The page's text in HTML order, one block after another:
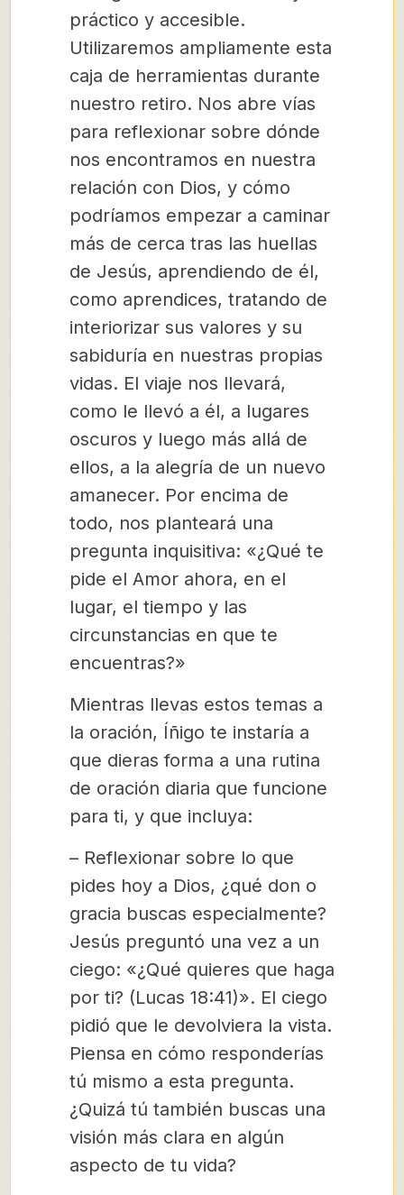
práctico y accesible.
Utilizaremos ampliamente esta
caja de herramientas durante
nuestro retiro. Nos abre vías
para reflexionar sobre dónde
nos encontramos en nuestra
relación con Dios, y cómo
podríamos empezar a caminar
más de cerca tras las huellas
de Jesús, aprendiendo de él,
como aprendices, tratando de
interiorizar sus valores y su
sabiduría en nuestras propias
vidas. El viaje nos llevará,
como le llevó a él, a lugares
oscuros y luego más allá de
ellos, a la alegría de un nuevo
amanecer. Por encima de
todo, nos planteará una
pregunta inquisitiva: «¿Qué te
pide el Amor ahora, en el
lugar, el tiempo y las
circunstancias en que te
encuentras?»
Mientras llevas estos temas a
la oración, Íñigo te instaría a
que dieras forma a una rutina
de oración diaria que funcione
para ti, y que incluya:
– Reflexionar sobre lo que
pides hoy a Dios, ¿qué don o
gracia buscas especialmente?
Jesús preguntó una vez a un
ciego: «¿Qué quieres que haga
por ti? (Lucas 18:41)». El ciego
pidió que le devolviera la vista.
Piensa en cómo responderías
tú mismo a esta pregunta.
¿Quizá tú también buscas una
visión más clara en algún
aspecto de tu vida?